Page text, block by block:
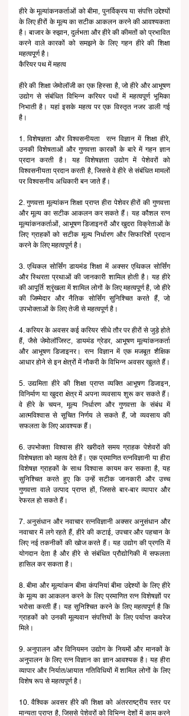
हीरे के मूल्यांकनकर्ताओं को बीमा, पुनर्विक्रय या संपत्ति उद्देश्यों
के लिए हीरों के मूल्य का सटीक आकलन करने की आवश्यकता
है। बाजार के रुझान, दुर्लभता और हीरे की कीमतों को प्रभावित
करने वाले कारकों को समझने के लिए गहन हीरे की शिक्षा
महत्वपूर्ण है।
कैरियर पथ में महत्व
हीरे की शिक्षा जेमोलॉजी का एक हिस्सा है, जो हीरे और आभूषण
उद्योग से संबंधित विभिन्न करियर पथों में महत्वपूर्ण भूमिका
निभाती है। यहां इसके महत्व पर एक विस्तृत नजर डाली गई
है।
1. विशेषज्ञता और विश्वसनीयता  रत्न विज्ञान में शिक्षा हीरे,
उनकी विशेषताओं और गुणवत्ता कारकों के बारे में गहन ज्ञान
प्रदान करती है। यह विशेषज्ञता उद्योग में पेशेवरों को
विश्वसनीयता प्रदान करती है, जिससे वे हीरे से संबंधित मामलों
पर विश्वसनीय अधिकारी बन जाते हैं।
2. गुणवत्ता मूल्यांकन शिक्षा प्राप्त हीरा पेशेवर हीरों की गुणवत्ता
और मूल्य का सटीक आकलन कर सकते हैं। यह कौशल रत्न
मूल्यांकनकर्ताओं, आभूषण डिजाइनरों और खुदरा विक्रेताओं के
लिए ग्राहकों को सटीक मूल्य निर्धारण और सिफारिशें प्रदान
करने के लिए महत्वपूर्ण है।
3. एथिकल सोर्सिंग डायमंड शिक्षा में अक्सर एथिकल सोर्सिंग
और स्थिरता प्रथाओं की जानकारी शामिल होती है। यह हीरे
की आपूर्ति श्रृंखला में शामिल लोगों के लिए महत्वपूर्ण है, जो हीरे
की जिम्मेदार और नैतिक सोर्सिंग सुनिश्चित करते हैं, जो
उपभोक्ताओं के लिए तेजी से महत्वपूर्ण है।
4. करियर के अवसर कई करियर सीधे तौर पर हीरों से जुड़े होते
हैं, जैसे जेमोलॉजिस्ट, डायमंड ग्रेडर, आभूषण मूल्यांकनकर्ता
और आभूषण डिजाइनर। रत्न विज्ञान में एक मजबूत शैक्षिक
आधार होने से इन क्षेत्रों में नौकरी के विभिन्न अवसर खुलते हैं।
5. उद्यमिता हीरे की शिक्षा प्राप्त व्यक्ति आभूषण डिजाइन,
विनिर्माण या खुदरा क्षेत्र में अपना व्यवसाय शुरू कर सकते हैं।
वे हीरे के चयन, मूल्य निर्धारण और गुणवत्ता के संबंध में
आत्मविश्वास से सूचित निर्णय ले सकते हैं, जो व्यवसाय की
सफलता के लिए आवश्यक हैं।
6. उपभोक्ता विश्वास हीरे खरीदते समय ग्राहक पेशेवरों की
विशेषज्ञता को महत्व देते हैं। एक प्रमाणित रत्नविज्ञानी या हीरा
विशेषज्ञ ग्राहकों के साथ विश्वास कायम कर सकता है, यह
सुनिश्चित करते हुए कि उन्हें सटीक जानकारी और उच्च
गुणवत्ता वाले उत्पाद प्राप्त हों, जिससे बार-बार व्यापार और
रेफरल हो सकते हैं।
7. अनुसंधान और नवाचार रत्नविज्ञानी अक्सर अनुसंधान और
नवाचार में लगे रहते हैं, हीरे की कटाई, उपचार और पहचान के
लिए नई तकनीकों की खोज करते हैं। यह उद्योग की प्रगति में
योगदान देता है और हीरे से संबंधित प्रौद्योगिकी में सफलता
हासिल कर सकता है।
8. बीमा और मूल्यांकन बीमा कंपनियां बीमा उद्देश्यों के लिए हीरे
के मूल्य का आकलन करने के लिए प्रमाणित रत्न विशेषज्ञों पर
भरोसा करती हैं। यह सुनिश्चित करने के लिए महत्वपूर्ण है कि
ग्राहकों को उनकी मूल्यवान संपत्तियों के लिए पर्याप्त कवरेज
मिले।
9. अनुपालन और विनियमन उद्योग के नियमों और मानकों के
अनुपालन के लिए रत्न विज्ञान का ज्ञान आवश्यक है। यह हीरा
व्यापार और निर्यात/आयात गतिविधियों में शामिल लोगों के लिए
विशेष रूप से महत्वपूर्ण है।
10. वैश्विक अवसर हीरे की शिक्षा को अंतरराष्ट्रीय स्तर पर
मान्यता प्राप्त है, जिससे पेशेवरों को विभिन्न देशों में काम करने